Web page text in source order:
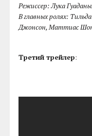
Режиссер: Лука
В главных ролях:
Джонсон, Маттиас
Третий трейлер: